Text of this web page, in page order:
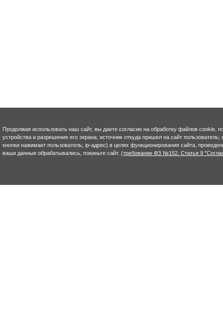
Продолжая использовать наш сайт, вы даете согласие на обработку файлов cookie,
устройства и разрешение его экрана; источник откуда пришел на сайт
кнопки нажимает пользователь; ip-адрес) в целях функционирования сайта,
ваши данные обрабатывались, покиньте сайт. (требование ФЗ №152. Статья 9